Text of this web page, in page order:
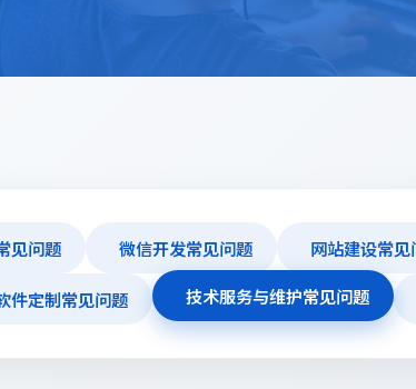
见问题 微信开发常见问题 网站建设常见
件定制常见问题 技术服务与维护常见问题